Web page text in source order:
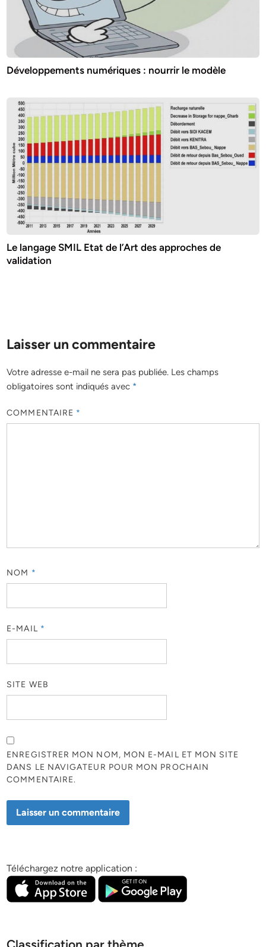
Développements numériques : nourrir le modèle
Le langage SMIL Etat de l’Art des approches de
validation
Laisser un commentaire
Votre adresse e-mail ne sera pas publiée. Les champs
obligatoires sont indiqués avec *
COMMENTAIRE *
NOM *
E-MAIL *
SITE WEB
ENREGISTRER MON NOM, MON E-MAIL ET MON SITE
DANS LE NAVIGATEUR POUR MON PROCHAIN
COMMENTAIRE.
Téléchargez notre application :